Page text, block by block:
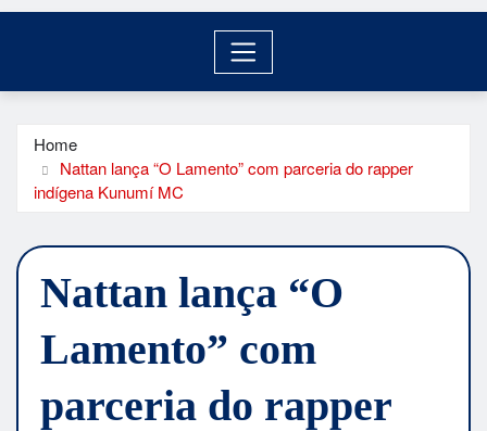
Home
Nattan lança “O Lamento” com parceria do rapper
indígena Kunumí MC
Nattan lança “O
Lamento” com
parceria do rapper